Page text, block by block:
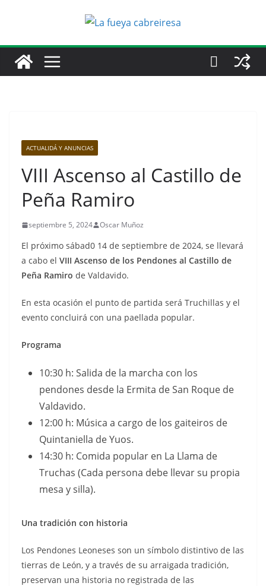
ACTUALIDÁ Y ANUNCIAS
VIII Ascenso al Castillo de
Peña Ramiro
septiembre 5, 2024 Oscar Muñoz
El próximo sábad0 14 de septiembre de 2024, se llevará
a cabo el VIII Ascenso de los Pendones al Castillo de
Peña Ramiro de Valdavido.
En esta ocasión el punto de partida será Truchillas y el
evento concluirá con una paellada popular.
Programa
10:30 h: Salida de la marcha con los
pendones desde la Ermita de San Roque de
Valdavido.
12:00 h: Música a cargo de los gaiteiros de
Quintaniella de Yuos.
14:30 h: Comida popular en La Llama de
Truchas (Cada persona debe llevar su propia
mesa y silla).
Una tradición con historia
Los Pendones Leoneses son un símbolo distintivo de las
tierras de León, y a través de su arraigada tradición,
preservan una historia no registrada de las